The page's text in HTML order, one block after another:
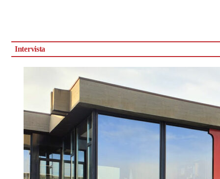
Intervista